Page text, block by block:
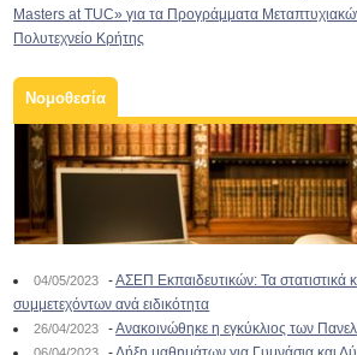
Masters at TUC» για τα Προγράμματα
Πολυτεχνείο Κρήτης
Νομοθεσία
04/05/2023 -ΑΣΕΠ Εκπαιδευτικών: Τα στατιστικά
συμμετεχόντων ανά ειδικότητα
26/04/2023 -Ανακοινώθηκε η εγκύκλιος των